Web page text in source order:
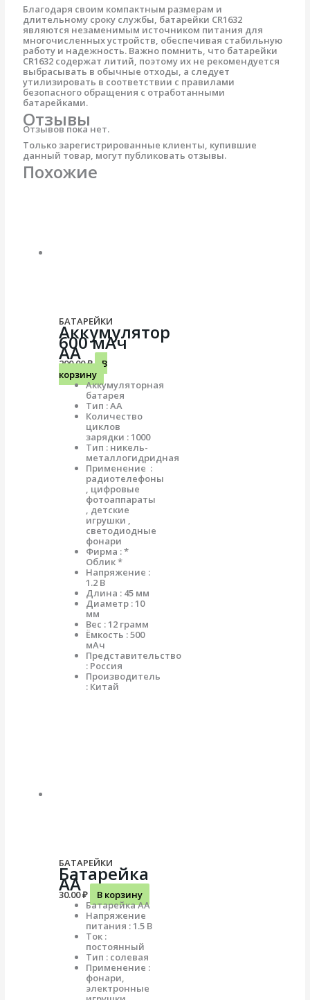
Благодаря своим компактным размерам и
длительному сроку службы, батарейки CR1632
являются незаменимым источником питания для
многочисленных устройств, обеспечивая стабильную
работу и надежность. Важно помнить, что батарейки
CR1632 содержат литий, поэтому их не рекомендуется
выбрасывать в обычные отходы, а следует
утилизировать в соответствии с правилами
безопасного обращения с отработанными
батарейками.
Отзывы
Отзывов пока нет.
Только зарегистрированные клиенты, купившие
данный товар, могут публиковать отзывы.
Похожие
БАТАРЕЙКИ
Аккумулятор
600 мАч
АА
200.00₽
В
корзину
Аккумуляторная
батарея
Тип : АА
Количество
циклов
зарядки : 1000
Тип : никель-
металлогидридная
Применение :
радиотелефоны
, цифровые
фотоаппараты
, детские
игрушки ,
светодиодные
фонари
Фирма : *
Облик *
Напряжение :
1.2 В
Длина : 45 мм
Диаметр : 10
мм
Вес : 12 грамм
Ёмкость : 500
мАч
Представительство
: Россия
Производитель
: Китай
БАТАРЕЙКИ
Батарейка
АА
30.00₽
В корзину
Батарейка АА
Напряжение
питания : 1.5 В
Ток :
постоянный
Тип : солевая
Применение :
фонари,
электронные